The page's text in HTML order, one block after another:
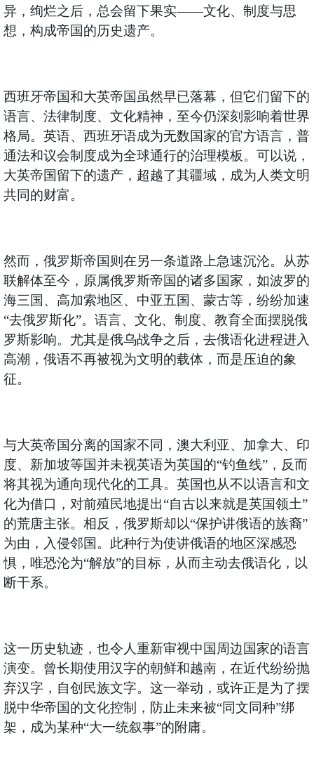
异，绚烂之后，总会留下果实——文化、制度与思
想，构成帝国的历史遗产。
西班牙帝国和大英帝国虽然早已落幕，但它们留下的
语言、法律制度、文化精神，至今仍深刻影响着世界
格局。英语、西班牙语成为无数国家的官方语言，普
通法和议会制度成为全球通行的治理模板。可以说，
大英帝国留下的遗产，超越了其疆域，成为人类文明
共同的财富。
然而，俄罗斯帝国则在另一条道路上急速沉沦。从苏
联解体至今，原属俄罗斯帝国的诸多国家，如波罗的
海三国、高加索地区、中亚五国、蒙古等，纷纷加速
“去俄罗斯化”。语言、文化、制度、教育全面摆脱俄
罗斯影响。尤其是俄乌战争之后，去俄语化进程进入
高潮，俄语不再被视为文明的载体，而是压迫的象
征。
与大英帝国分离的国家不同，澳大利亚、加拿大、印
度、新加坡等国并未视英语为英国的“钓鱼线”，反而
将其视为通向现代化的工具。英国也从不以语言和文
化为借口，对前殖民地提出“自古以来就是英国领土”
的荒唐主张。相反，俄罗斯却以“保护讲俄语的族裔”
为由，入侵邻国。此种行为使讲俄语的地区深感恐
惧，唯恐沦为“解放”的目标，从而主动去俄语化，以
断干系。
这一历史轨迹，也令人重新审视中国周边国家的语言
演变。曾长期使用汉字的朝鲜和越南，在近代纷纷抛
弃汉字，自创民族文字。这一举动，或许正是为了摆
脱中华帝国的文化控制，防止未来被“同文同种”绑
架，成为某种“大一统叙事”的附庸。